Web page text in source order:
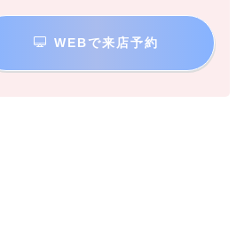
WEBで来店予約